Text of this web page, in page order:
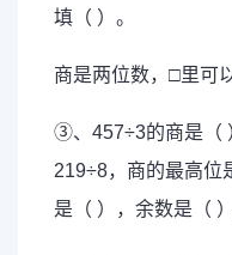
填（ ）。
商是两位数，□里可
③、457÷3的商是（
219÷8，商的最高位
是（ ），余数是（ ）